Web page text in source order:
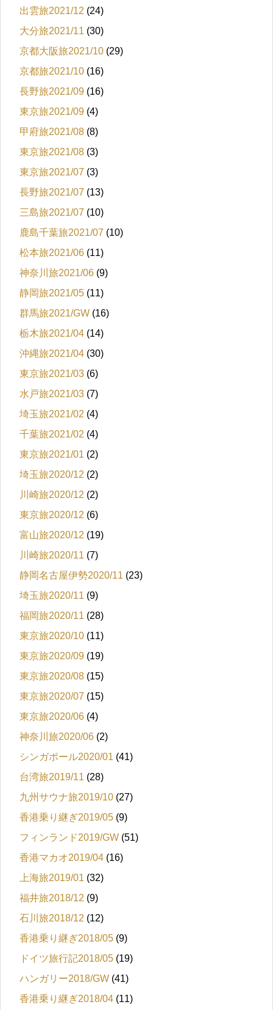
出雲旅2021/12 (24)
大分旅2021/11 (30)
京都大阪旅2021/10 (29)
京都旅2021/10 (16)
長野旅2021/09 (16)
東京旅2021/09 (4)
甲府旅2021/08 (8)
東京旅2021/08 (3)
東京旅2021/07 (3)
長野旅2021/07 (13)
三島旅2021/07 (10)
鹿島千葉旅2021/07 (10)
松本旅2021/06 (11)
神奈川旅2021/06 (9)
静岡旅2021/05 (11)
群馬旅2021/GW (16)
栃木旅2021/04 (14)
沖縄旅2021/04 (30)
東京旅2021/03 (6)
水戸旅2021/03 (7)
埼玉旅2021/02 (4)
千葉旅2021/02 (4)
東京旅2021/01 (2)
埼玉旅2020/12 (2)
川崎旅2020/12 (2)
東京旅2020/12 (6)
富山旅2020/12 (19)
川崎旅2020/11 (7)
静岡名古屋伊勢2020/11 (23)
埼玉旅2020/11 (9)
福岡旅2020/11 (28)
東京旅2020/10 (11)
東京旅2020/09 (19)
東京旅2020/08 (15)
東京旅2020/07 (15)
東京旅2020/06 (4)
神奈川旅2020/06 (2)
シンガポール2020/01 (41)
台湾旅2019/11 (28)
九州サウナ旅2019/10 (27)
香港乗り継ぎ2019/05 (9)
フィンランド2019/GW (51)
香港マカオ2019/04 (16)
上海旅2019/01 (32)
福井旅2018/12 (9)
石川旅2018/12 (12)
香港乗り継ぎ2018/05 (9)
ドイツ旅行記2018/05 (19)
ハンガリー2018/GW (41)
香港乗り継ぎ2018/04 (11)